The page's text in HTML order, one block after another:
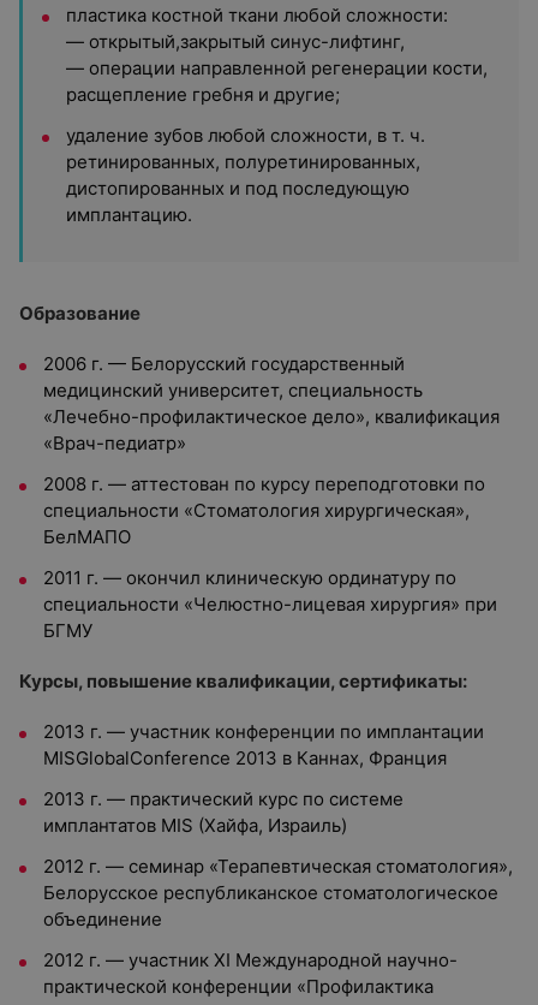
пластика костной ткани любой сложности:
— открытый,закрытый синус-лифтинг,
— операции направленной регенерации кости,
расщепление гребня и другие;
удаление зубов любой сложности, в т. ч.
ретинированных, полуретинированных,
дистопированных и под последующую
имплантацию.
Образование
2006 г. — Белорусский государственный
медицинский университет, специальность
«Лечебно-профилактическое дело», квалификация
«Врач-педиатр»
2008 г. — аттестован по курсу переподготовки по
специальности «Стоматология хирургическая»,
БелМАПО
2011 г. — окончил клиническую ординатуру по
специальности «Челюстно-лицевая хирургия» при
БГМУ
Курсы, повышение квалификации, сертификаты:
2013 г. — участник конференции по имплантации
MISGlobalConference 2013 в Каннах, Франция
2013 г. — практический курс по системе
имплантатов MIS (Хайфа, Израиль)
2012 г. — семинар «Терапевтическая стоматология»,
Белорусское республиканское стоматологическое
объединение
2012 г. — участник XI Международной научно-
практической конференции «Профилактика